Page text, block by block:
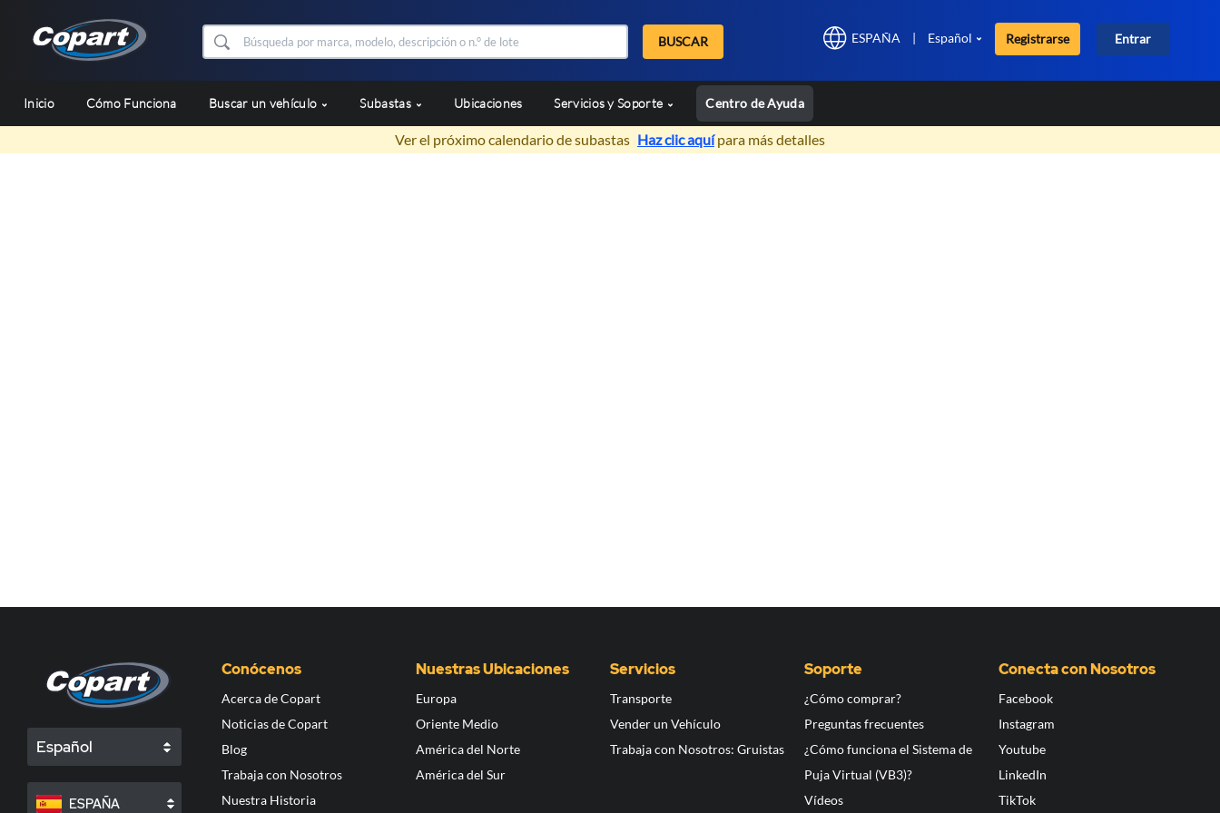
BUSCAR ESPAÑA | Español Registrarse Entrar
Inicio Cómo Funciona Buscar un vehículo Subastas Ubicaciones Servicios y Soporte Centro de Ayuda
Ver el próximo calendario de subastas Haz clic aquípara más detalles
Español
ESPAÑA
Conócenos
Acerca de Copart
Noticias de Copart
Blog
Trabaja con Nosotros
Nuestra Historia
Nuestras Ubicaciones
Europa
Oriente Medio
América del Norte
América del Sur
Servicios
Transporte
Vender un Vehículo
Trabaja con Nosotros: Gruistas
Soporte
¿Cómo comprar?
Preguntas frecuentes
¿Cómo funciona el Sistema de
Puja Virtual (VB3)?
Vídeos
Conecta con Nosotros
Facebook
Instagram
Youtube
LinkedIn
TikTok